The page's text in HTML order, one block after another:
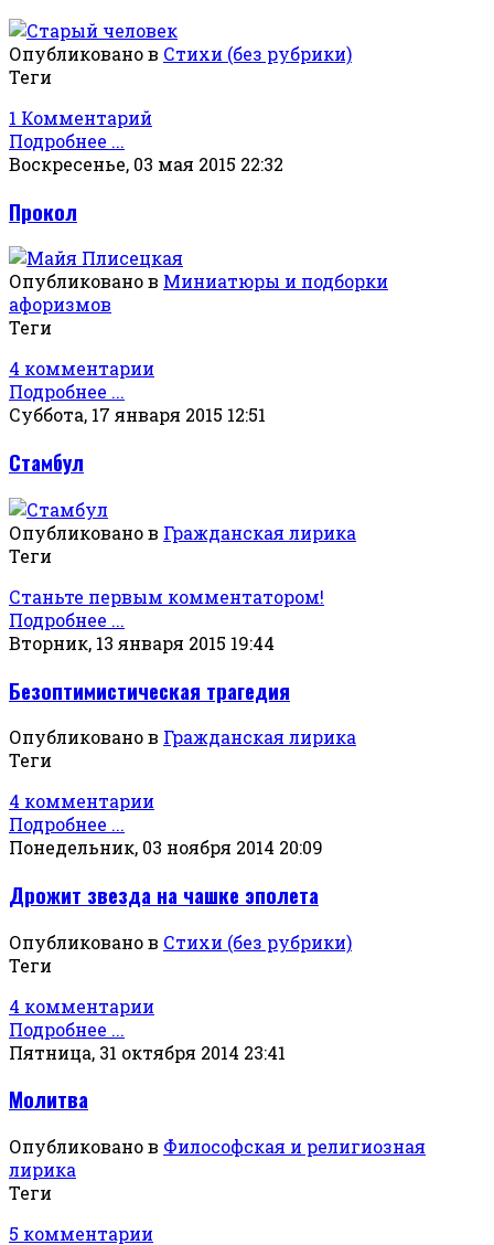
Опубликовано в Стихи (без рубрики)
Теги
1 Комментарий
Подробнее ...
Воскресенье, 03 мая 2015 22:32
Прокол
Опубликовано в Миниатюры и подборки
афоризмов
Теги
4 комментарии
Подробнее ...
Суббота, 17 января 2015 12:51
Стамбул
Опубликовано в Гражданская лирика
Теги
Станьте первым комментатором!
Подробнее ...
Вторник, 13 января 2015 19:44
Безоптимистическая трагедия
Опубликовано в Гражданская лирика
Теги
4 комментарии
Подробнее ...
Понедельник, 03 ноября 2014 20:09
Дрожит звезда на чашке эполета
Опубликовано в Стихи (без рубрики)
Теги
4 комментарии
Подробнее ...
Пятница, 31 октября 2014 23:41
Молитва
Опубликовано в Философская и религиозная
лирика
Теги
5 комментарии